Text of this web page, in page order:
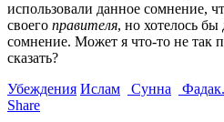
использовали данное сомнение,
своего правителя, но хотелось бы
сомнение. Может я что-то не так
сказать?
Убеждения Ислам Сунна
Фадак.
Share